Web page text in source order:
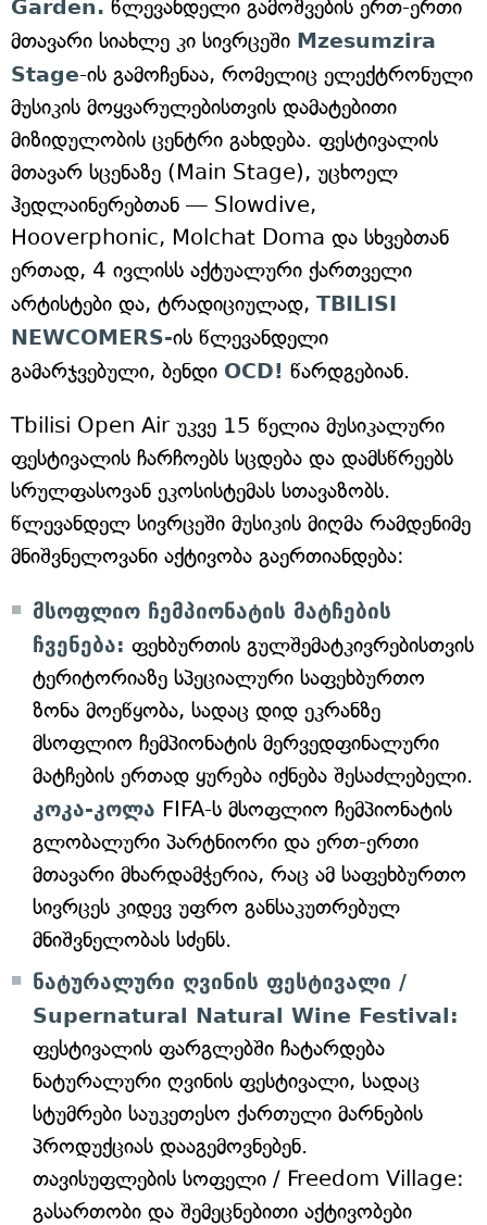
Garden. წლევანდელი გამოშვების ერთ-ერთი
მთავარი სიახლე კი სივრცეში Mzesumzira
Stage-ის გამოჩენაა, რომელიც ელექტრონული
მუსიკის მოყვარულებისთვის დამატებითი
მიზიდულობის ცენტრი გახდება. ფესტივალის
მთავარ სცენაზე (Main Stage), უცხოელ
ჰედლაინერებთან — Slowdive,
Hooverphonic, Molchat Doma და სხვებთან
ერთად, 4 ივლისს აქტუალური ქართველი
არტისტები და, ტრადიციულად, TBILISI
NEWCOMERS-ის წლევანდელი
გამარჯვებული, ბენდი OCD! წარდგებიან.
Tbilisi Open Air უკვე 15 წელია მუსიკალური
ფესტივალის ჩარჩოებს სცდება და დამსწრეებს
სრულფასოვან ეკოსისტემას სთავაზობს.
წლევანდელ სივრცეში მუსიკის მიღმა რამდენიმე
მნიშვნელოვანი აქტივობა გაერთიანდება:
მსოფლიო ჩემპიონატის მატჩების
ჩვენება: ფეხბურთის გულშემატკივრებისთვის
ტერიტორიაზე სპეციალური საფეხბურთო
ზონა მოეწყობა, სადაც დიდ ეკრანზე
მსოფლიო ჩემპიონატის მერვედფინალური
მატჩების ერთად ყურება იქნება შესაძლებელი.
კოკა-კოლა FIFA-ს მსოფლიო ჩემპიონატის
გლობალური პარტნიორი და ერთ-ერთი
მთავარი მხარდამჭერია, რაც ამ საფეხბურთო
სივრცეს კიდევ უფრო განსაკუთრებულ
მნიშვნელობას სძენს.
ნატურალური ღვინის ფესტივალი /
Supernatural Natural Wine Festival:
ფესტივალის ფარგლებში ჩატარდება
ნატურალური ღვინის ფესტივალი, სადაც
სტუმრები საუკეთესო ქართული მარნების
პროდუქციას დააგემოვნებენ.
თავისუფლების სოფელი / Freedom Village:
გასართობი და შემეცნებითი აქტივობები